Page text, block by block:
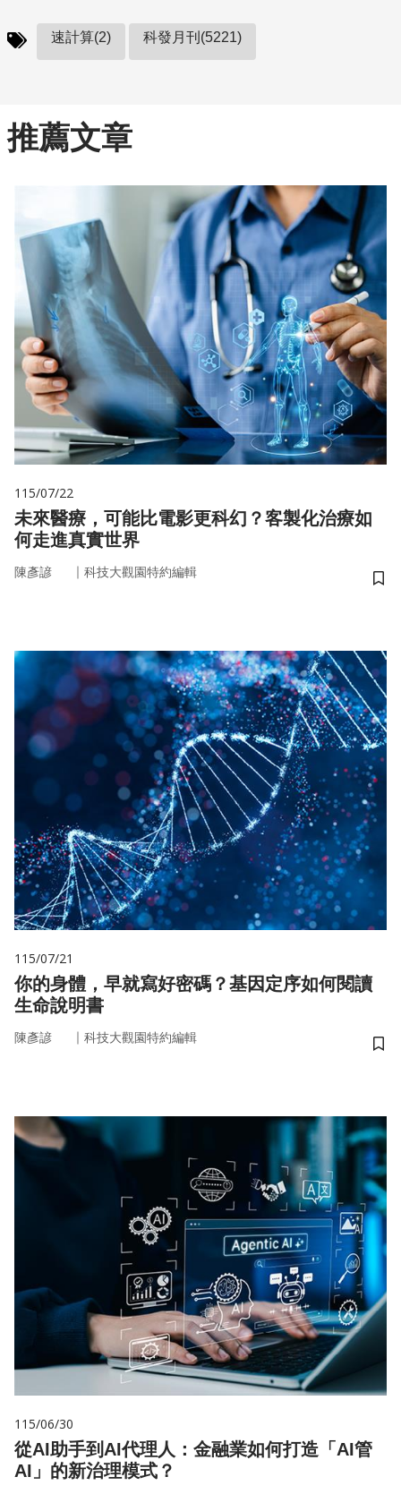
速計算(2) 科發月刊(5221)
推薦文章
115/07/22
未來醫療，可能比電影更科幻？客製化治療如
何走進真實世界
陳彥諺 ｜ 科技大觀園特約編輯
儲
115/07/21
你的身體，早就寫好密碼？基因定序如何閱讀
生命說明書
陳彥諺 ｜ 科技大觀園特約編輯
儲
115/06/30
從AI助手到AI代理人：金融業如何打造「AI管
AI」的新治理模式？